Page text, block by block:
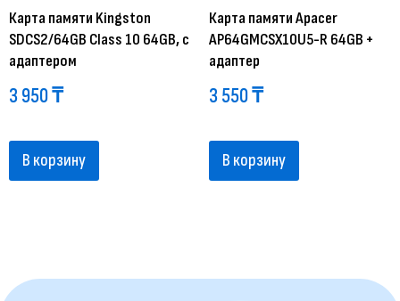
Карта памяти Kingston
SDCS2/64GB Class 10 64GB, с
адаптером
3 950₸
В корзину
Карта памяти Apacer
AP64GMCSX10U5-R 64GB +
адаптер
3 550₸
В корзину